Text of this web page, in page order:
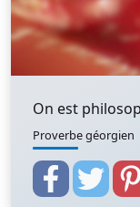
On est
Proverbe géorgien